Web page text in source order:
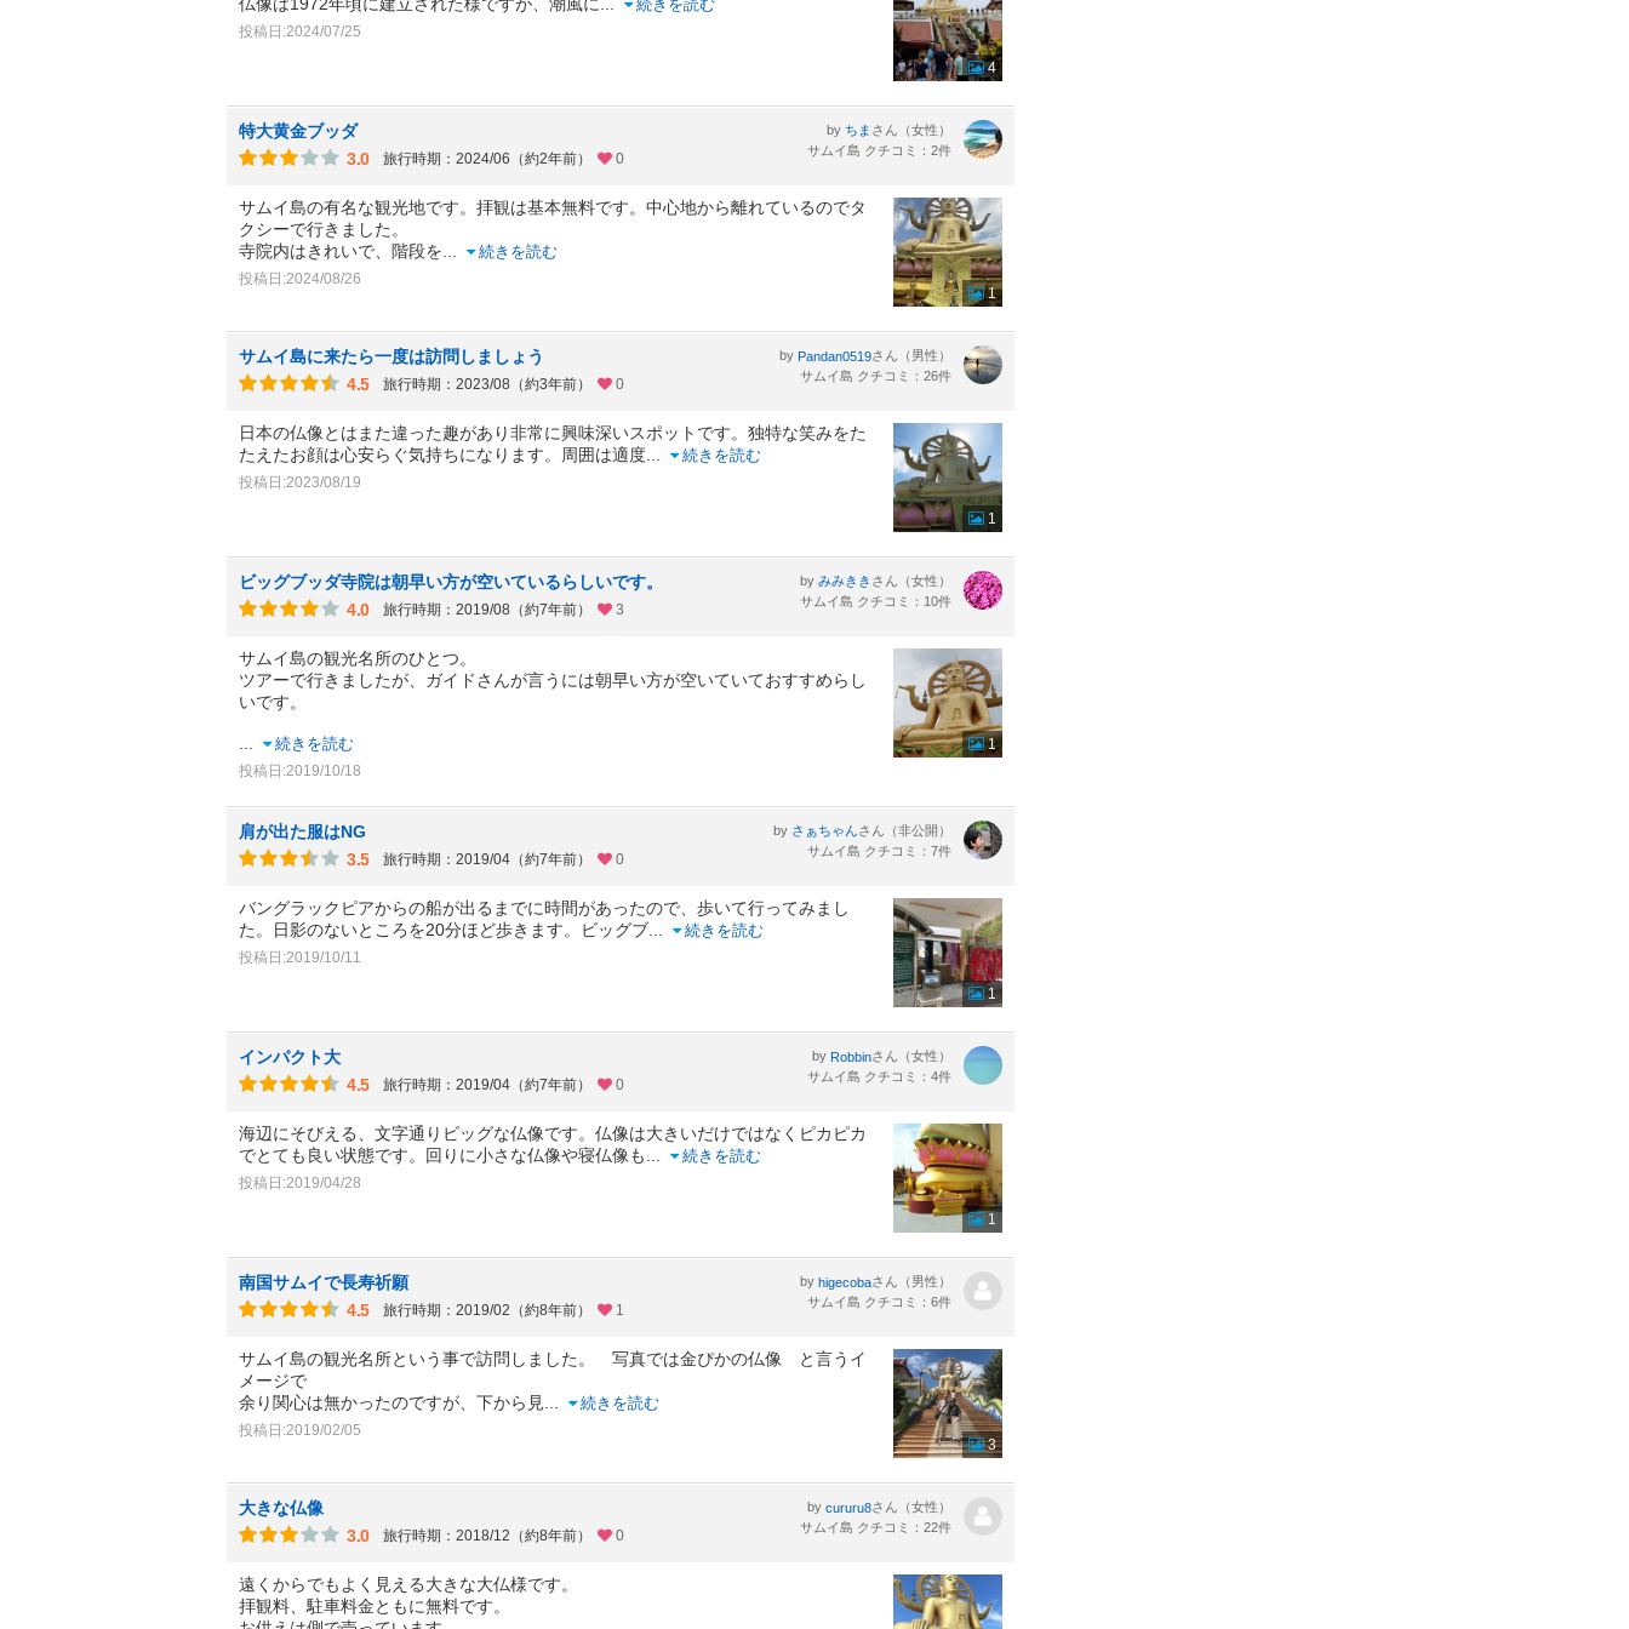
続きを読む
投稿日:2024/07/25
4
特大黄金ブッダ
3.0
旅行時期：2024/06（約2年前） 0
by ちま さん（女性）
サムイ島 クチコミ：2件
サムイ島の有名な観光地です。拝観は基本無料です。中心地から離れているのでタ
クシーで行きました。
寺院内はきれいで、階段を
続きを読む
投稿日:2024/08/26
1
サムイ島に来たら一度は訪問しましょう
4.5
旅行時期：2023/08（約3年前） 0
by Pandan0519さん（男性）
サムイ島 クチコミ：26件
日本の仏像とはまた違った趣があり非常に興味深いスポットです。独特な笑みをた
たえたお顔は心安らぐ気持ちになります。周囲は適度
続きを読む
投稿日:2023/08/19
1
ビッグブッダ寺院は朝早い方が空いているらしいです。
4.0
旅行時期：2019/08（約7年前） 3
by みみきき さん（女性）
サムイ島 クチコミ：10件
サムイ島の観光名所のひとつ。
ツアーで行きましたが、ガイドさんが言うには朝早い方が空いていておすすめらし
いです。
続きを読む
投稿日:2019/10/18
1
肩が出た服はNG
3.5
旅行時期：2019/04（約7年前） 0
by さぁちゃんさん（非公開）
サムイ島 クチコミ：7件
バングラックピアからの船が出るまでに時間があったので、歩いて行ってみまし
た。日影のないところを20分ほど歩きます。ビッグブ
続きを読む
投稿日:2019/10/11
1
インパクト大
4.5
旅行時期：2019/04（約7年前） 0
by Robbinさん（女性）
サムイ島 クチコミ：4件
海辺にそびえる、文字通りビッグな仏像です。仏像は大きいだけではなくピカピカ
でとても良い状態です。回りに小さな仏像や寝仏像も
続きを読む
投稿日:2019/04/28
1
南国サムイで長寿祈願
4.5
旅行時期：2019/02（約8年前） 1
by higecobaさん（男性）
サムイ島 クチコミ：6件
サムイ島の観光名所という事で訪問しました。 写真では金ぴかの仏像 と言うイ
メージで
余り関心は無かったのですが、下から見
続きを読む
投稿日:2019/02/05
3
大きな仏像
3.0
旅行時期：2018/12（約8年前） 0
by cururu8さん（女性）
サムイ島 クチコミ：22件
遠くからでもよく見える大きな大仏様です。
拝観料、駐車料金ともに無料です。